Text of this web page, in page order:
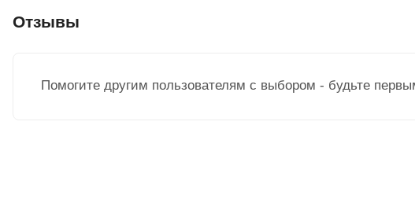
Отзывы
Помогите другим пользователям с выбором - будьте